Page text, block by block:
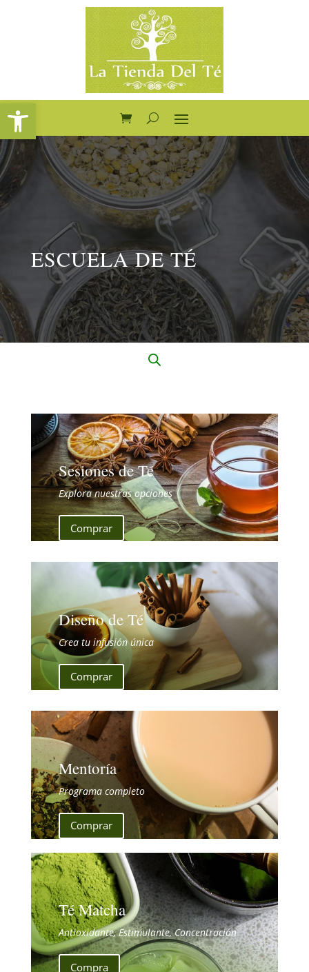
Abrir barra de herramientas
ESCUELA DE TÉ
Sesiones de Té
Explora nuestras opciones
Comprar
Diseño de Té
Crea tu infusión única
Comprar
Mentoría
Programa completo
Comprar
Té Matcha
Antioxidante, Estimulante, Concentración
Compra